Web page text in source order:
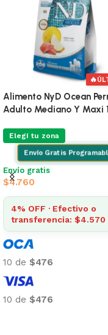
🔥ÚLTIMA!
NyD Ocean Perro
Y Maxi 10.1Kg
zona
Gratis Programable
· Efectivo o
$4.570